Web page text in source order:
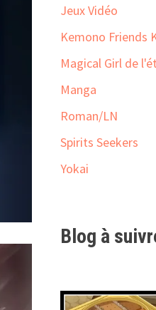
Jeux Vidéo
Kemono Friends
Magical Girl de
Manga
Roman/LN
Spirits Seekers
Yokai
Blog à